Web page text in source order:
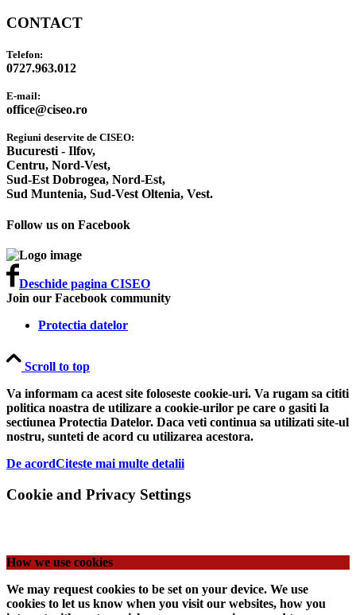
CONTACT
Telefon:
0727.963.012
E-mail:
office@ciseo.ro
Regiuni deservite de CISEO:
Bucuresti - Ilfov,
Centru, Nord-Vest,
Sud-Est Dobrogea, Nord-Est,
Sud Muntenia, Sud-Vest Oltenia, Vest.
Follow us on Facebook
Deschide pagina CISEO
Join our Facebook community
Protectia datelor
Scroll to top
Va informam ca acest site foloseste cookie-uri. Va rugam sa cititi
politica noastra de utilizare a cookie-urilor pe care o gasiti la
sectiunea Protectia Datelor. Daca veti continua sa utilizati site-ul
nostru, sunteti de acord cu utilizarea acestora.
De acordCiteste mai multe detalii
Cookie and Privacy Settings
How we use cookies
We may request cookies to be set on your device. We use
cookies to let us know when you visit our websites, how you